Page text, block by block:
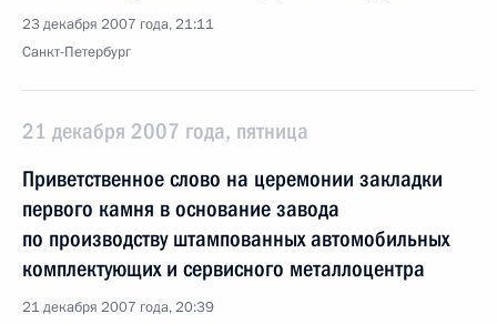
23 декабря 2007 года, 21:11
Санкт-Петербург
21 декабря 2007 года, пятница
Приветственное слово на церемонии закладки
первого камня в основание завода
по производству штампованных автомобильных
комплектующих и сервисного металлоцентра
21 декабря 2007 года, 20:39